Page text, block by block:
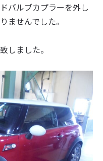
バルブカプラーを外し
ませんでした。
しました。